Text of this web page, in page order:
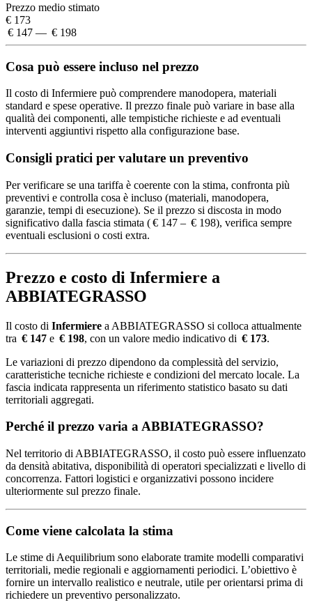
Prezzo medio stimato
€ 173
€ 147 — € 198
Cosa può essere incluso nel prezzo
Il costo di Infermiere può comprendere manodopera, materiali
standard e spese operative. Il prezzo finale può variare in base alla
qualità dei componenti, alle tempistiche richieste e ad eventuali
interventi aggiuntivi rispetto alla configurazione base.
Consigli pratici per valutare un preventivo
Per verificare se una tariffa è coerente con la stima, confronta più
preventivi e controlla cosa è incluso (materiali, manodopera,
garanzie, tempi di esecuzione). Se il prezzo si discosta in modo
significativo dalla fascia stimata ( € 147 – € 198), verifica sempre
eventuali esclusioni o costi extra.
Prezzo e costo di Infermiere a
ABBIATEGRASSO
Il costo di Infermiere a ABBIATEGRASSO si colloca attualmente
tra € 147 e € 198, con un valore medio indicativo di € 173.
Le variazioni di prezzo dipendono da complessità del servizio,
caratteristiche tecniche richieste e condizioni del mercato locale. La
fascia indicata rappresenta un riferimento statistico basato su dati
territoriali aggregati.
Perché il prezzo varia a ABBIATEGRASSO?
Nel territorio di ABBIATEGRASSO, il costo può essere influenzato
da densità abitativa, disponibilità di operatori specializzati e livello di
concorrenza. Fattori logistici e organizzativi possono incidere
ulteriormente sul prezzo finale.
Come viene calcolata la stima
Le stime di Aequilibrium sono elaborate tramite modelli comparativi
territoriali, medie regionali e aggiornamenti periodici. L’obiettivo è
fornire un intervallo realistico e neutrale, utile per orientarsi prima di
richiedere un preventivo personalizzato.